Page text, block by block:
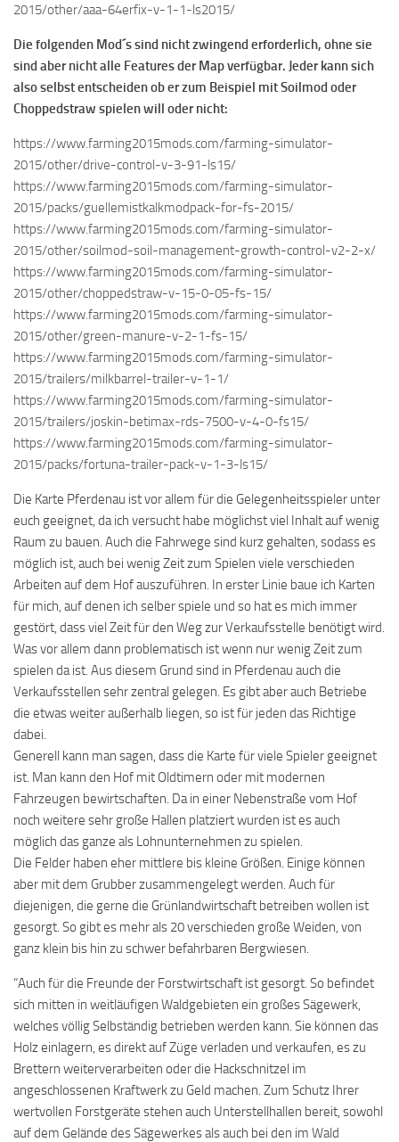
2015/other/aaa-64erfix-v-1-1-ls2015/
Die folgenden Mod´s sind nicht zwingend erforderlich, ohne sie
sind aber nicht alle Features der Map verfügbar. Jeder kann sich
also selbst entscheiden ob er zum Beispiel mit Soilmod oder
Choppedstraw spielen will oder nicht:
https://www.farming2015mods.com/farming-simulator-
2015/other/drive-control-v-3-91-ls15/
https://www.farming2015mods.com/farming-simulator-
2015/packs/guellemistkalkmodpack-for-fs-2015/
https://www.farming2015mods.com/farming-simulator-
2015/other/soilmod-soil-management-growth-control-v2-2-x/
https://www.farming2015mods.com/farming-simulator-
2015/other/choppedstraw-v-15-0-05-fs-15/
https://www.farming2015mods.com/farming-simulator-
2015/other/green-manure-v-2-1-fs-15/
https://www.farming2015mods.com/farming-simulator-
2015/trailers/milkbarrel-trailer-v-1-1/
https://www.farming2015mods.com/farming-simulator-
2015/trailers/joskin-betimax-rds-7500-v-4-0-fs15/
https://www.farming2015mods.com/farming-simulator-
2015/packs/fortuna-trailer-pack-v-1-3-ls15/
Die Karte Pferdenau ist vor allem für die Gelegenheitsspieler unter
euch geeignet, da ich versucht habe möglichst viel Inhalt auf wenig
Raum zu bauen. Auch die Fahrwege sind kurz gehalten, sodass es
möglich ist, auch bei wenig Zeit zum Spielen viele verschieden
Arbeiten auf dem Hof auszuführen. In erster Linie baue ich Karten
für mich, auf denen ich selber spiele und so hat es mich immer
gestört, dass viel Zeit für den Weg zur Verkaufsstelle benötigt wird.
Was vor allem dann problematisch ist wenn nur wenig Zeit zum
spielen da ist. Aus diesem Grund sind in Pferdenau auch die
Verkaufsstellen sehr zentral gelegen. Es gibt aber auch Betriebe
die etwas weiter außerhalb liegen, so ist für jeden das Richtige
dabei.
Generell kann man sagen, dass die Karte für viele Spieler geeignet
ist. Man kann den Hof mit Oldtimern oder mit modernen
Fahrzeugen bewirtschaften. Da in einer Nebenstraße vom Hof
noch weitere sehr große Hallen platziert wurden ist es auch
möglich das ganze als Lohnunternehmen zu spielen.
Die Felder haben eher mittlere bis kleine Größen. Einige können
aber mit dem Grubber zusammengelegt werden. Auch für
diejenigen, die gerne die Grünlandwirtschaft betreiben wollen ist
gesorgt. So gibt es mehr als 20 verschieden große Weiden, von
ganz klein bis hin zu schwer befahrbaren Bergwiesen.
“Auch für die Freunde der Forstwirtschaft ist gesorgt. So befindet
sich mitten in weitläufigen Waldgebieten ein großes Sägewerk,
welches völlig Selbständig betrieben werden kann. Sie können das
Holz einlagern, es direkt auf Züge verladen und verkaufen, es zu
Brettern weiterverarbeiten oder die Hackschnitzel im
angeschlossenen Kraftwerk zu Geld machen. Zum Schutz Ihrer
wertvollen Forstgeräte stehen auch Unterstellhallen bereit, sowohl
auf dem Gelände des Sägewerkes als auch bei den im Wald